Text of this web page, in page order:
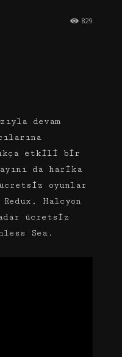
829
devam
etkili bir
da harika
oyunlar
Halcyon
ücretsiz
Sea.